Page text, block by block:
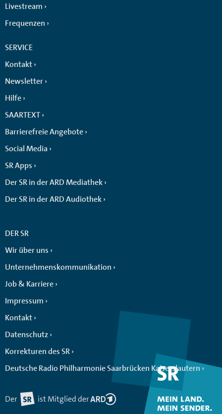
Livestream
Frequenzen
SERVICE
Kontakt
Newsletter
Hilfe
SAARTEXT
Barrierefreie Angebote
Social Media
SR Apps
Der SR in der ARD Mediathek
Der SR in der ARD Audiothek
DER SR
Wir über uns
Unternehmenskommunikation
Job & Karriere
Impressum
Kontakt
Datenschutz
Korrekturen des SR
Deutsche Radio Philharmonie Saarbrücken Kaiserslautern
Der ist Mitglied der